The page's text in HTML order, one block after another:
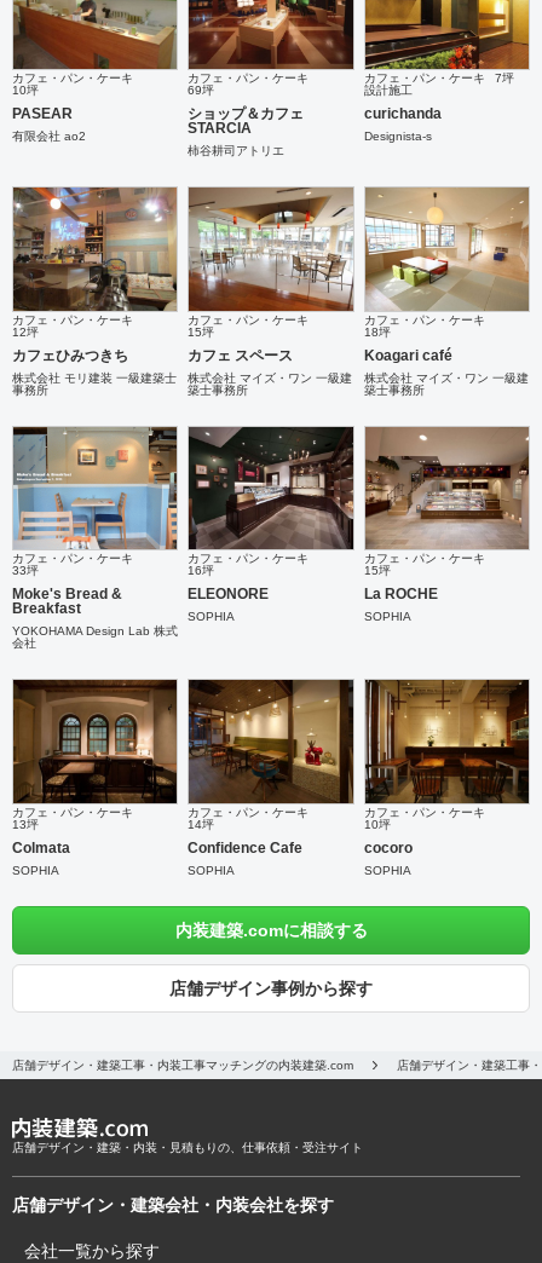
カフェ・パン・ケーキ
10坪
PASEAR
有限会社 ao2
カフェ・パン・ケーキ
69坪
ショップ＆カフェ
STARCIA
柿谷耕司アトリエ
カフェ・パン・ケーキ
7坪
設計施工
curichanda
Designista-s
カフェ・パン・ケーキ
12坪
カフェひみつきち
株式会社 モリ建装 一級建築士
事務所
カフェ・パン・ケーキ
15坪
カフェ スペース
株式会社 マイズ・ワン 一級建
築士事務所
カフェ・パン・ケーキ
18坪
Koagari café
株式会社 マイズ・ワン 一級建
築士事務所
カフェ・パン・ケーキ
33坪
Moke's Bread &
Breakfast
YOKOHAMA Design Lab 株式
会社
カフェ・パン・ケーキ
16坪
ELEONORE
SOPHIA
カフェ・パン・ケーキ
15坪
La ROCHE
SOPHIA
カフェ・パン・ケーキ
13坪
Colmata
SOPHIA
カフェ・パン・ケーキ
14坪
Confidence Cafe
SOPHIA
カフェ・パン・ケーキ
10坪
cocoro
SOPHIA
内装建築.comに相談する
店舗デザイン事例から探す
店舗デザイン・建築工事・内装工事マッチングの内装建築.com 店舗デザイン・建築工事
店舗デザイン・建築・内装・見積もりの、仕事依頼・受注サイト
店舗デザイン・建築会社・内装会社を探す
会社一覧から探す